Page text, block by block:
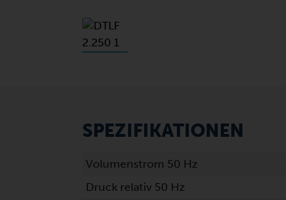
SPEZIFIKATIONEN
Volumenstrom 50 Hz
Druck relativ 50 Hz